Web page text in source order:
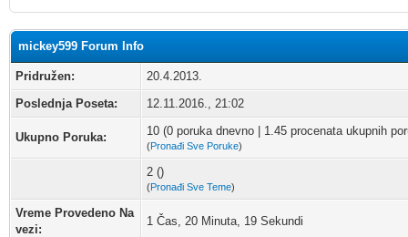
mickey599 Forum Info
Pridružen:
20.4.2013.
Poslednja Poseta:
12.11.2016., 21:02
Ukupno Poruka: 10 (0 poruka dnevno | 1.45 procenata ukupnih
(Pronađi Sve Poruke)
2 ()
(Pronađi Sve Teme)
Vreme Provedeno Na
vezi:
1 Čas, 20 Minuta, 19 Sekundi